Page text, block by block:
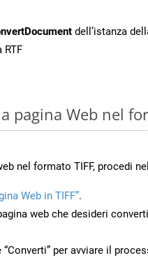
dell’istanza
RTF
pagina Web nel
nel formato TIFF, procedi
Web in TIFF”.
web che desideri
per avviare il